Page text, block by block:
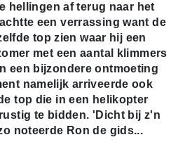
hellingen af terug naar het
een verrassing want de
top zien waar hij een
met een aantal klimmers
een bijzondere ontmoeting
namelijk arriveerde ook
top die in een helikopter
te bidden. 'Dicht bij z'n
noteerde Ron de gids...